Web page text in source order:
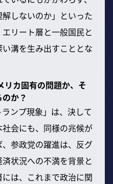
解しないのか」といった
リート層と一般国民と
溝を生み出すこととな
リカ固有の問題か、そ
か？
ンプ現象」は、決して
会にも、同様の兆候が
参政党の躍進は、反グ
状況への不満を背景と
は、これまで政治に関